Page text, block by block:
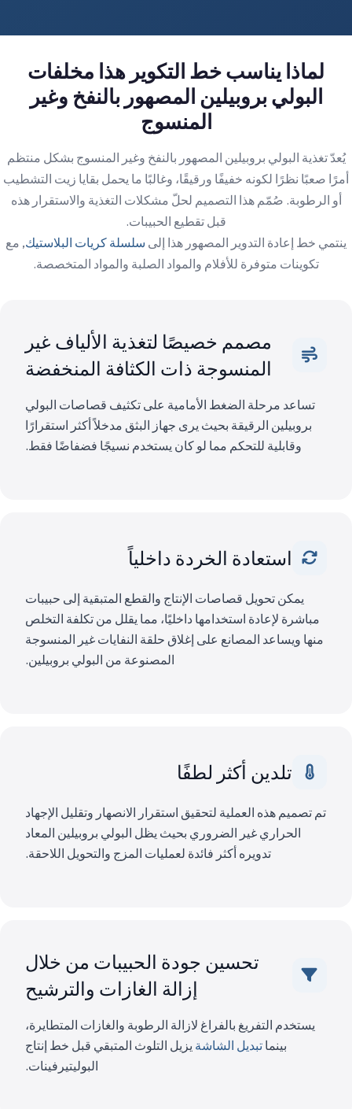
لماذا يناسب خط التكوير هذا مخلفات
البولي بروبيلين المصهور بالنفخ وغير
المنسوج
يُعدّ تغذية البولي بروبيلين المصهور بالنفخ وغير المنسوج بشكل منتظم
أمرًا صعبًا نظرًا لكونه خفيفًا ورقيقًا، وغالبًا ما يحمل بقايا زيت التشطيب
أو الرطوبة. صُمّم هذا التصميم لحلّ مشكلات التغذية والاستقرار هذه
قبل تقطيع الحبيبات.
ينتمي خط إعادة التدوير المصهور هذا إلى سلسلة كريات البلاستيك, مع
تكوينات متوفرة للأفلام والمواد الصلبة والمواد المتخصصة.
مصمم خصيصًا لتغذية الألياف غير
المنسوجة ذات الكثافة المنخفضة
تساعد مرحلة الضغط الأمامية على تكثيف قصاصات البولي
بروبيلين الرقيقة بحيث يرى جهاز البثق مدخلاً أكثر استقرارًا
وقابلية للتحكم مما لو كان يستخدم نسيجًا فضفاضًا فقط.
استعادة الخردة داخلياً
يمكن تحويل قصاصات الإنتاج والقطع المتبقية إلى حبيبات
مباشرة لإعادة استخدامها داخليًا، مما يقلل من تكلفة التخلص
منها ويساعد المصانع على إغلاق حلقة النفايات غير المنسوجة
المصنوعة من البولي بروبيلين.
تلدين أكثر لطفًا
تم تصميم هذه العملية لتحقيق استقرار الانصهار وتقليل الإجهاد
الحراري غير الضروري بحيث يظل البولي بروبيلين المعاد
تدويره أكثر فائدة لعمليات المزج والتحويل اللاحقة.
تحسين جودة الحبيبات من خلال
إزالة الغازات والترشيح
يستخدم التفريغ بالفراغ لازالة الرطوبة والغازات المتطايرة،
بينما تبديل الشاشة يزيل التلوث المتبقي قبل خط إنتاج
البوليتيرفينات.